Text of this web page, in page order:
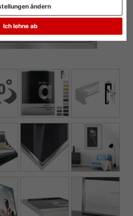
Ich lehne ab
ändern